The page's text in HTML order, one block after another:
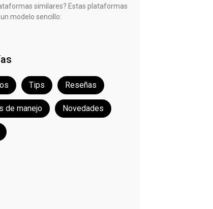
similares? Estas plataformas
modelo sencillo:
Tips Reseñas
de manejo Novedades